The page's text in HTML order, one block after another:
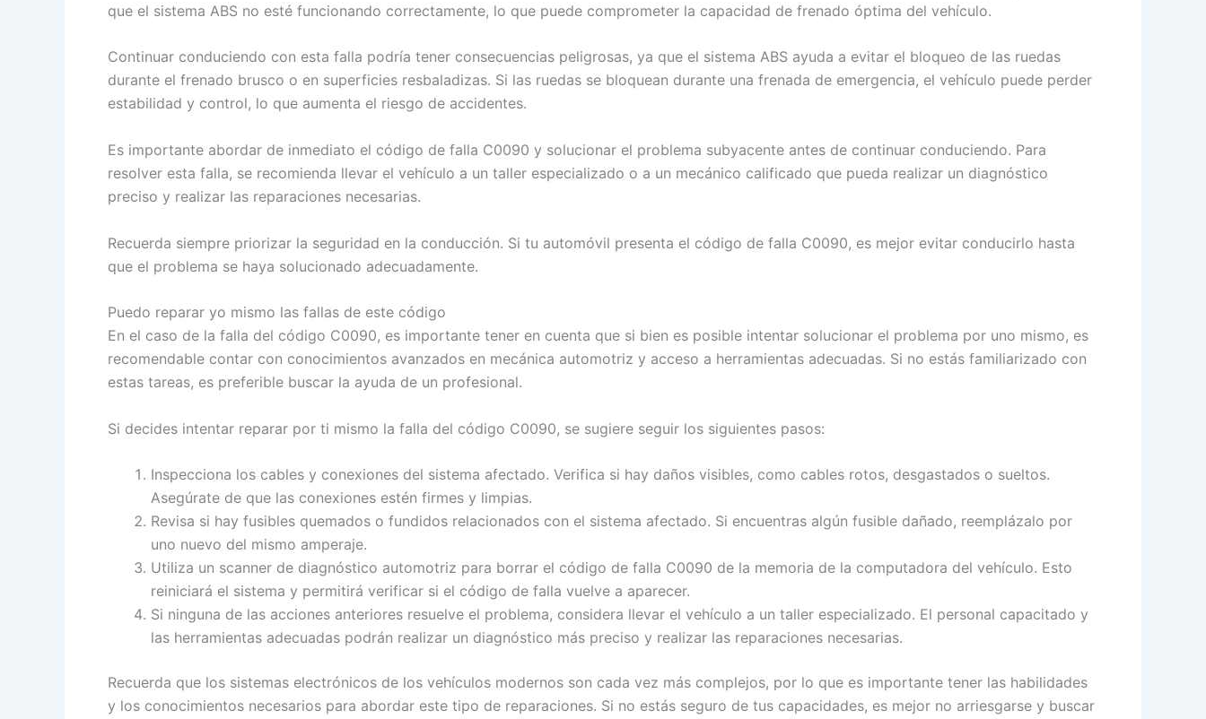
que el sistema ABS no esté funcionando correctamente, lo que puede comprometer la capacidad de frenado óptima del vehículo.
Continuar conduciendo con esta falla podría tener consecuencias peligrosas, ya que el sistema ABS ayuda a evitar el bloqueo de las ruedas
durante el frenado brusco o en superficies resbaladizas. Si las ruedas se bloquean durante una frenada de emergencia, el vehículo puede perder
estabilidad y control, lo que aumenta el riesgo de accidentes.
Es importante abordar de inmediato el código de falla C0090 y solucionar el problema subyacente antes de continuar conduciendo. Para
resolver esta falla, se recomienda llevar el vehículo a un taller especializado o a un mecánico calificado que pueda realizar un diagnóstico
preciso y realizar las reparaciones necesarias.
Recuerda siempre priorizar la seguridad en la conducción. Si tu automóvil presenta el código de falla C0090, es mejor evitar conducirlo hasta
que el problema se haya solucionado adecuadamente.
Puedo reparar yo mismo las fallas de este código
En el caso de la falla del código C0090, es importante tener en cuenta que si bien es posible intentar solucionar el problema por uno mismo, es
recomendable contar con conocimientos avanzados en mecánica automotriz y acceso a herramientas adecuadas. Si no estás familiarizado con
estas tareas, es preferible buscar la ayuda de un profesional.
Si decides intentar reparar por ti mismo la falla del código C0090, se sugiere seguir los siguientes pasos:
Inspecciona los cables y conexiones del sistema afectado. Verifica si hay daños visibles, como cables rotos, desgastados o sueltos.
Asegúrate de que las conexiones estén firmes y limpias.
Revisa si hay fusibles quemados o fundidos relacionados con el sistema afectado. Si encuentras algún fusible dañado, reemplázalo por
uno nuevo del mismo amperaje.
Utiliza un scanner de diagnóstico automotriz para borrar el código de falla C0090 de la memoria de la computadora del vehículo. Esto
reiniciará el sistema y permitirá verificar si el código de falla vuelve a aparecer.
Si ninguna de las acciones anteriores resuelve el problema, considera llevar el vehículo a un taller especializado. El personal capacitado y
las herramientas adecuadas podrán realizar un diagnóstico más preciso y realizar las reparaciones necesarias.
Recuerda que los sistemas electrónicos de los vehículos modernos son cada vez más complejos, por lo que es importante tener las habilidades
y los conocimientos necesarios para abordar este tipo de reparaciones. Si no estás seguro de tus capacidades, es mejor no arriesgarse y buscar